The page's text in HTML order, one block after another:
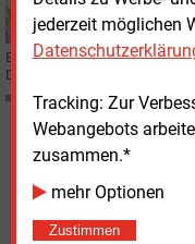
jederzeit möglichen
Tracking: Zur
Webangebots
zusammen.*
mehr Optionen
Zustimmen
Eine Kurzanalyse stellt dar,
Deutschland 2016 durch
weitere